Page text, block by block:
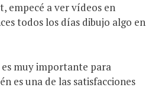
empecé a ver vídeos en
todos los días dibujo algo en
es muy importante para
es una de las satisfacciones